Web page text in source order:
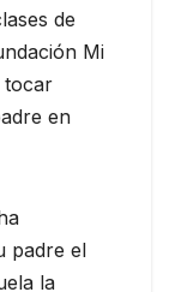
de
Mi
tocar
en
padre el
la